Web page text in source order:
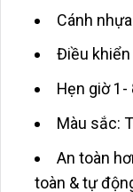
Cánh
Điều
Hẹn giờ 1-
Màu sắc:
An toàn
toàn & tự